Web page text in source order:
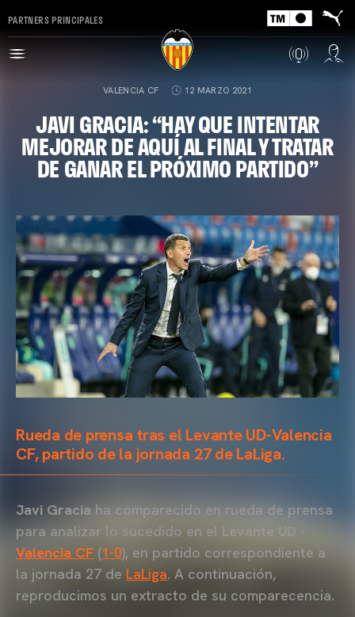
PARTNERS PRINCIPALES
VALENCIA CF 12 MARZO 2021
JAVI GRACIA: “HAY QUE INTENTAR
MEJORAR DE AQUÍ AL FINAL Y TRATAR
DE GANAR EL PRÓXIMO PARTIDO”
Rueda de prensa tras el Levante UD-Valencia
CF, partido de la jornada 27 de LaLiga.
Javi Gracia ha comparecido en rueda de prensa
para analizar lo sucedido en el Levante UD -
Valencia CF (1-0), en partido correspondiente a
la jornada 27 de LaLiga. A continuación,
reproducimos un extracto de su comparecencia.